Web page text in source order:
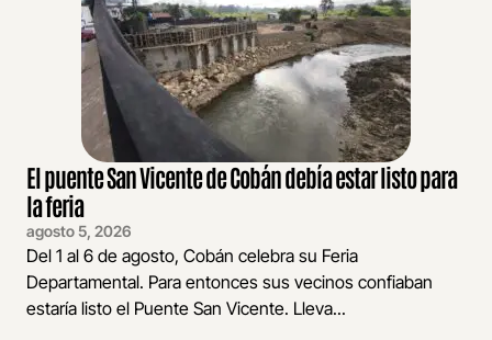
El puente San Vicente de Cobán debía estar listo para
la feria
agosto 5, 2026
Del 1 al 6 de agosto, Cobán celebra su Feria
Departamental. Para entonces sus vecinos confiaban
estaría listo el Puente San Vicente. Lleva...